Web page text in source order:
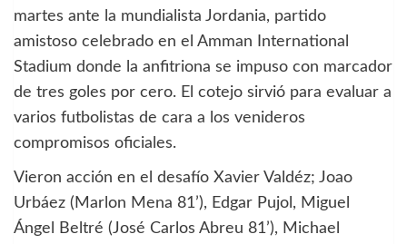
martes ante la mundialista Jordania, partido
amistoso celebrado en el Amman International
Stadium donde la anfitriona se impuso con marcador
de tres goles por cero. El cotejo sirvió para evaluar a
varios futbolistas de cara a los venideros
compromisos oficiales.
Vieron acción en el desafío Xavier Valdéz; Joao
Urbáez (Marlon Mena 81’), Edgar Pujol, Miguel
Ángel Beltré (José Carlos Abreu 81’), Michael